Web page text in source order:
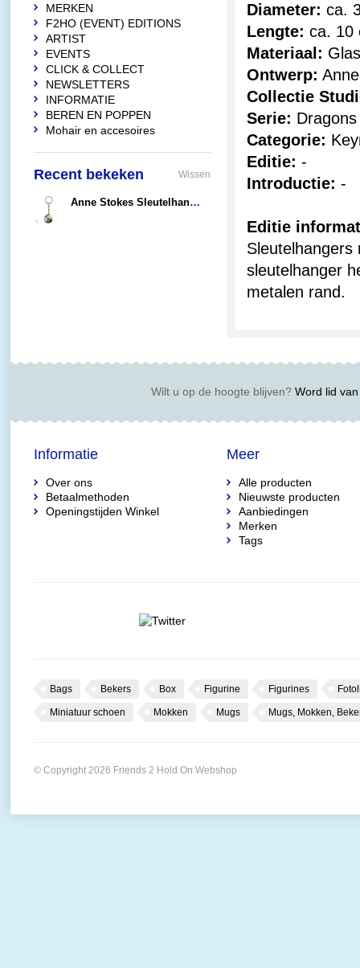
Diameter: ca.
Lengte: ca. 10
Materiaal:
Ontwerp:
Collectie
Serie: Dragons
Categorie:
Editie: -
Introductie: -
Editie
Sleutelhangers
sleutelhanger
metalen rand.
MERKEN
F2HO (EVENT) EDITIONS
ARTIST
EVENTS
CLICK & COLLECT
NEWSLETTERS
INFORMATIE
BEREN EN POPPEN
Mohair en accesoires
Recent bekeken Wissen
Anne Stokes Sleutelhanger Realm Of Enchantment
Wilt u op de hoogte blijven?Word lid van
Informatie
Over ons
Betaalmethoden
Openingstijden Winkel
Meer
Alle producten
Nieuwste producten
Aanbiedingen
Merken
Tags
Bags Bekers Box Figurine Figurines
Miniatuur schoen Mokken Mugs Mugs, Mokken,
© Copyright 2026 Friends 2 Hold On Webshop